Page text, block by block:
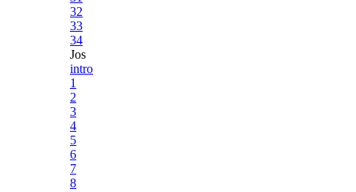
32
33
34
Jos
intro
1
2
3
4
5
6
7
8